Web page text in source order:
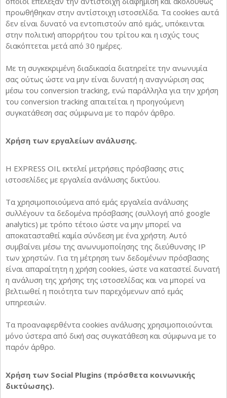
προωθήθηκαν στην αντίστοιχη ιστοσελίδα. Τα cookies αυτά
δεν είναι δυνατό να εντοπιστούν από εμάς, υπόκεινται
στην πολιτική απορρήτου του τρίτου και η ισχύς τους
διακόπτεται μετά από 30 ημέρες.
Με τη συγκεκριμένη διαδικασία διατηρείτε την ανωνυμία
σας ούτως ώστε να μην είναι δυνατή η αναγνώριση σας
μέσω του conversion tracking, ενώ παράλληλα για την χρήση
του conversion tracking απαιτείται η προηγούμενη
συγκατάθεση σας σύμφωνα με το παρόν άρθρο.
Χρήση των εργαλείων ανάλυσης.
Η EXPRESS OIL εκτελεί μετρήσεις πρόσβασης στις
ιστοσελίδες με εργαλεία ανάλυσης δικτύου.
Τα χρησιμοποιούμενα από εμάς εργαλεία ανάλυσης
συλλέγουν τα δεδομένα πρόσβασης (συλλογή από google
analytics) με τρόπο τέτοιο ώστε να μην μπορεί να
αποκατασταθεί καμία σύνδεση με ένα χρήστη. Αυτό
συμβαίνει μέσω της ανωνυμοποίησης της διεύθυνσης ΙΡ
των χρηστών. Για τη μέτρηση των δεδομένων πρόσβασης
είναι απαραίτητη η χρήση cookies, ώστε να καταστεί δυνατή
η ανάλυση της χρήσης της ιστοσελίδας και να μπορεί να
βελτιωθεί η ποιότητα των παρεχόμενων από εμάς
υπηρεσιών.
Τα προαναφερθέντα cookies ανάλυσης χρησιμοποιούνται
μόνο ύστερα από δική σας συγκατάθεση και σύμφωνα με το
παρόν άρθρο.
Χρήση των Social Plugins (πρόσθετα κοινωνικής
δικτύωσης).